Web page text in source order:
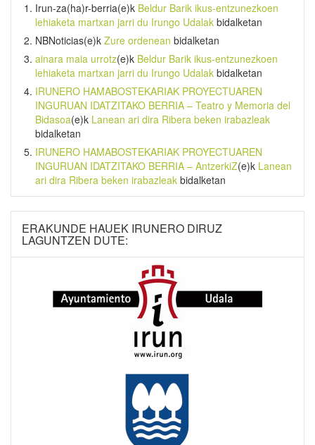
Irun-za(ha)r-berria(e)k Beldur Barik ikus-entzunezkoen
lehiaketa martxan jarri du Irungo Udalak bidalketan
NBNoticias(e)k Zure ordenean bidalketan
ainara maia urrotz(e)k Beldur Barik ikus-entzunezkoen
lehiaketa martxan jarri du Irungo Udalak bidalketan
IRUNERO HAMABOSTEKARIAK PROYECTUAREN
INGURUAN IDATZITAKO BERRIA – Teatro y Memoria del
Bidasoa(e)k Lanean ari dira Ribera beken irabazleak
bidalketan
IRUNERO HAMABOSTEKARIAK PROYECTUAREN
INGURUAN IDATZITAKO BERRIA – AntzerkiZ(e)k Lanean
ari dira Ribera beken irabazleak bidalketan
ERAKUNDE HAUEK IRUNERO DIRUZ
LAGUNTZEN DUTE: